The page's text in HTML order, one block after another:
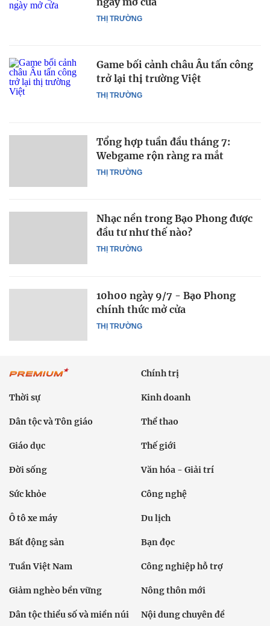
THỊ TRƯỜNG
THỊ TRƯỜNG
Game bối cảnh châu Âu tấn công
trở lại thị trường Việt
THỊ TRƯỜNG
Tổng hợp tuần đầu tháng 7:
Webgame rộn ràng ra mắt
THỊ TRƯỜNG
Nhạc nền trong Bạo Phong được
đầu tư như thế nào?
THỊ TRƯỜNG
10h00 ngày 9/7 - Bạo Phong
chính thức mở cửa
Chính trị
Thời sự Kinh doanh
Dân tộc và Tôn giáo Thể thao
Giáo dục Thế giới
Đời sống Văn hóa - Giải trí
Sức khỏe Công nghệ
Ô tô xe máy Du lịch
Bất động sản Bạn đọc
Tuần Việt Nam Công nghiệp hỗ trợ
Giảm nghèo bền vững Nông thôn mới
Dân tộc thiểu số và miền núi Nội dung chuyên đề